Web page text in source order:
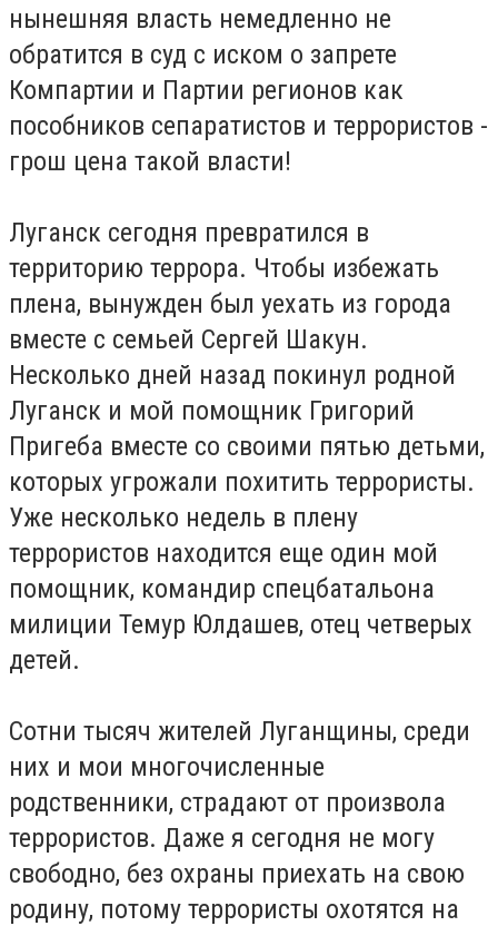
нынешняя власть немедленно не
обратится в суд с иском о запрете
Компартии и Партии регионов как
пособников сепаратистов и террористов -
грош цена такой власти!
Луганск сегодня превратился в
территорию террора. Чтобы избежать
плена, вынужден был уехать из города
вместе с семьей Сергей Шакун.
Несколько дней назад покинул родной
Луганск и мой помощник Григорий
Пригеба вместе со своими пятью детьми,
которых угрожали похитить террористы.
Уже несколько недель в плену
террористов находится еще один мой
помощник, командир спецбатальона
милиции Темур Юлдашев, отец четверых
детей.
Сотни тысяч жителей Луганщины, среди
них и мои многочисленные
родственники, страдают от произвола
террористов. Даже я сегодня не могу
свободно, без охраны приехать на свою
родину, потому террористы охотятся на